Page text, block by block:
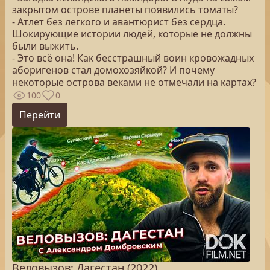
закрытом острове планеты появились томаты?
- Атлет без легкого и авантюрист без сердца.
Шокирующие истории людей, которые не должны
были выжить.
- Это всё она! Как бесстрашный воин кровожадных
аборигенов стал домохозяйкой? И почему
некоторые острова веками не отмечали на картах?
100 0
Перейти